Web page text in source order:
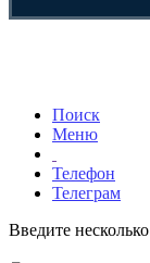
Поиск
Меню
Телефон
Телеграм
Введите